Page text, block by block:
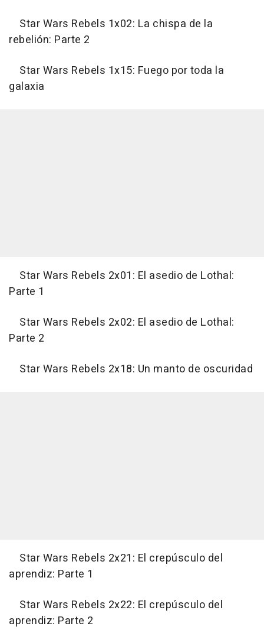
Star Wars Rebels 1x02: La chispa de la
rebelión: Parte 2
Star Wars Rebels 1x15: Fuego por toda la
galaxia
Star Wars Rebels 2x01: El asedio de Lothal:
Parte 1
Star Wars Rebels 2x02: El asedio de Lothal:
Parte 2
Star Wars Rebels 2x18: Un manto de oscuridad
Star Wars Rebels 2x21: El crepúsculo del
aprendiz: Parte 1
Star Wars Rebels 2x22: El crepúsculo del
aprendiz: Parte 2